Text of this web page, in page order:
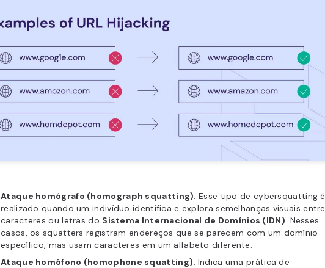
Ataque homógrafo (homograph squatting).Esse tipo de cybersquatting é
realizado quando um indivíduo identifica e explora semelhanças visuais entre
caracteres ou letras do Sistema Internacional de Domínios (IDN). Nesses
casos, os squatters registram endereços que se parecem com um domínio
específico, mas usam caracteres em um alfabeto diferente.
Ataque homófono (homophone squatting). Indica uma prática de